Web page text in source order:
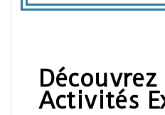
Découvrez
Activités